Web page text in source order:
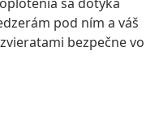
pod ním a váš
bezpečne vo